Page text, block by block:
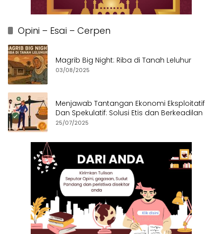
Opini – Esai – Cerpen
Magrib Big Night: Riba di Tanah Leluhur
03/08/2025
Menjawab Tantangan Ekonomi Eksploitatif
Dan Spekulatif: Solusi Etis dan Berkeadilan
25/07/2025